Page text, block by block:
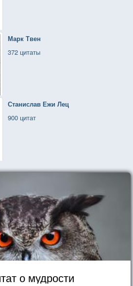
Марк Твен
372 цитаты
Станислав Ежи Лец
900 цитат
о мудрости